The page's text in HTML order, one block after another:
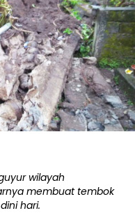
wilayah
membuat tembok
hari.